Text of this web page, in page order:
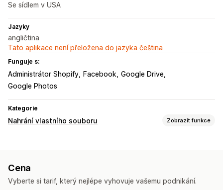
Se sídlem v USA
Jazyky
angličtina
Tato aplikace není přeložena do jazyka čeština
Funguje s:
Administrátor Shopify Facebook Google Drive
Google Photos
Kategorie
Nahrání vlastního souboru Zobrazit funkce
Vlastní pravidla
Cena
Vyberte si tarif, který nejlépe vyhovuje vašemu podnikání.